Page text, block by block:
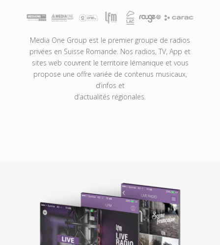
Media One Group est le premier groupe de radios
privées en Suisse Romande. Nos radios, TV, App et
sites web couvrent le territoire lémanique et vous
propose une offre variée de contenus musicaux,
d’infos et
d’actualités régionales.